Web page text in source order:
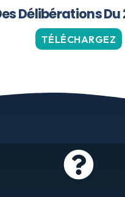
Délibérations
TÉLÉCHARGEZ